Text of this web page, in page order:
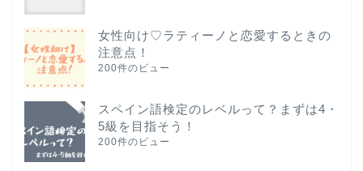
女性向け♡ラティーノと恋愛するときの
注意点！
200件のビュー
スペイン語検定のレベルって？まずは4・
5級を目指そう！
200件のビュー